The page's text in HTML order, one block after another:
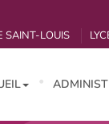
SAINT-LOUIS